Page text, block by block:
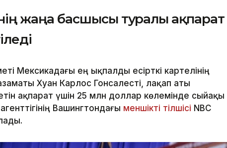
жаңа басшысы туралы ақпарат
Мексикадағы ең ықпалды есірткі картелінің
Хуан Карлос Гонсалесті, лақап аты
ақпарат үшін 25 млн доллар көлемінде сыйақы
Вашингтондағы меншікті тілшісі NBC